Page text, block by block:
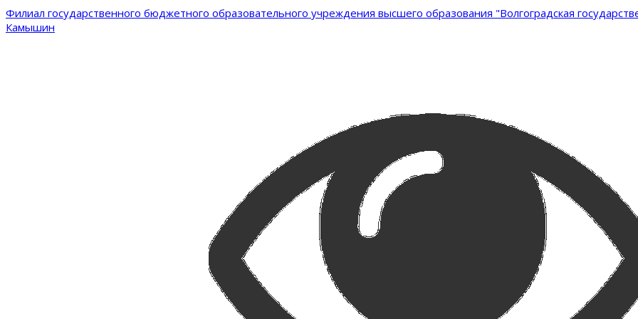
Филиал государственного бюджетного образовательного учреждения высшего образования "Волгоградская
Камышин